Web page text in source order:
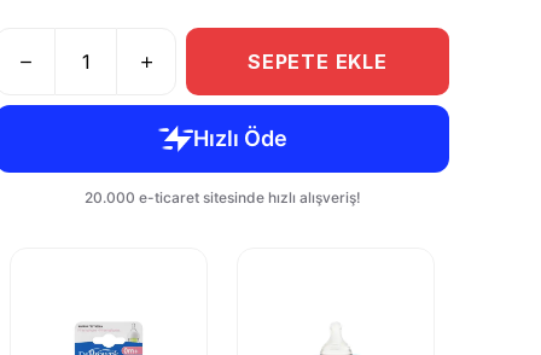
SEPETE EKLE